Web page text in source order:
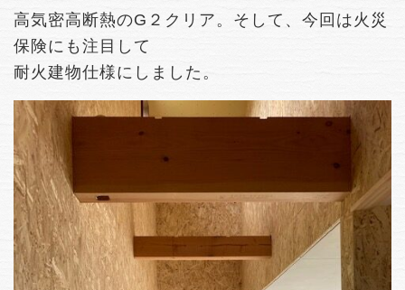
高気密高断熱のG２クリア。そして、今回は火災
保険にも注目して
耐火建物仕様にしました。